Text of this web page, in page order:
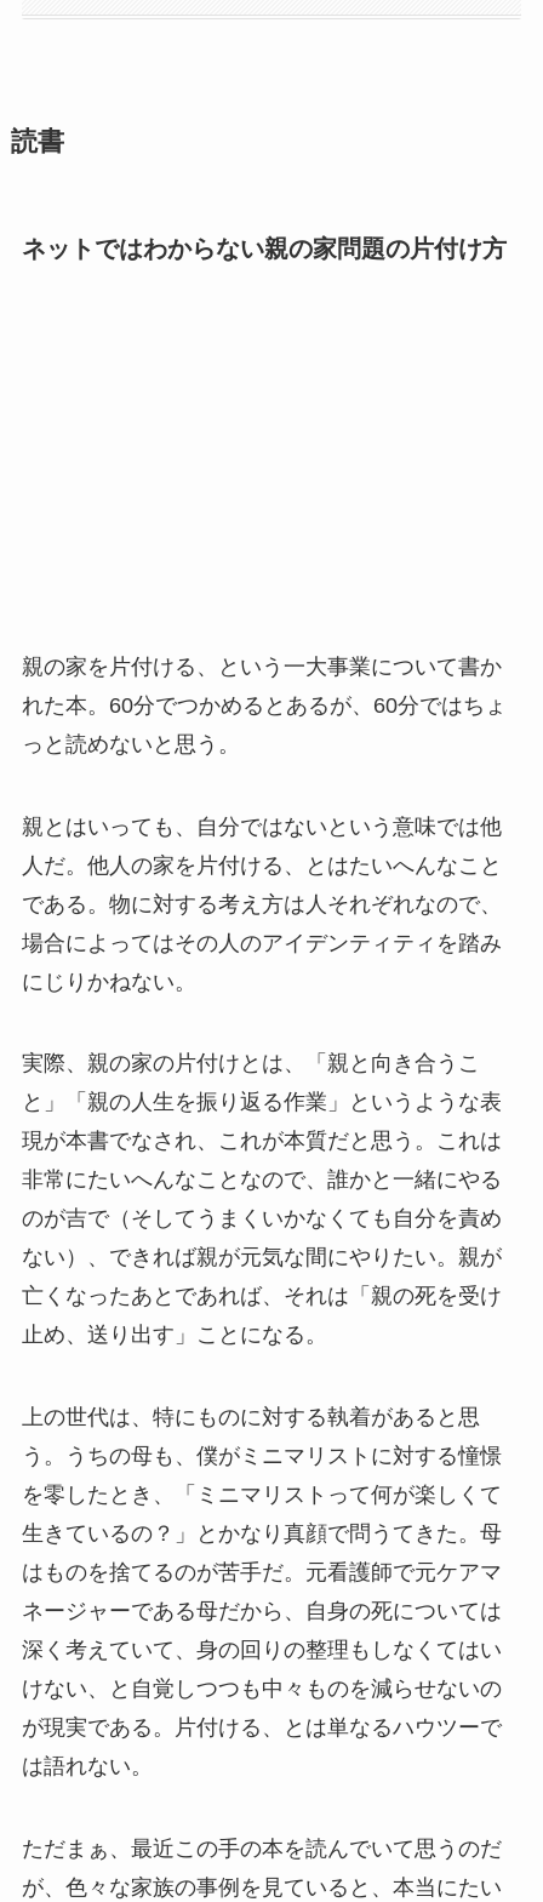
読書
ネットではわからない親の家問題の片付け方
親の家を片付ける、という一大事業について書か
れた本。60分でつかめるとあるが、60分ではちょ
っと読めないと思う。
親とはいっても、自分ではないという意味では他
人だ。他人の家を片付ける、とはたいへんなこと
である。物に対する考え方は人それぞれなので、
場合によってはその人のアイデンティティを踏み
にじりかねない。
実際、親の家の片付けとは、「親と向き合うこ
と」「親の人生を振り返る作業」というような表
現が本書でなされ、これが本質だと思う。これは
非常にたいへんなことなので、誰かと一緒にやる
のが吉で（そしてうまくいかなくても自分を責め
ない）、できれば親が元気な間にやりたい。親が
亡くなったあとであれば、それは「親の死を受け
止め、送り出す」ことになる。
上の世代は、特にものに対する執着があると思
う。うちの母も、僕がミニマリストに対する憧憬
を零したとき、「ミニマリストって何が楽しくて
生きているの？」とかなり真顔で問うてきた。母
はものを捨てるのが苦手だ。元看護師で元ケアマ
ネージャーである母だから、自身の死については
深く考えていて、身の回りの整理もしなくてはい
けない、と自覚しつつも中々ものを減らせないの
が現実である。片付ける、とは単なるハウツーで
は語れない。
ただまぁ、最近この手の本を読んでいて思うのだ
が、色々な家族の事例を見ていると、本当にたい